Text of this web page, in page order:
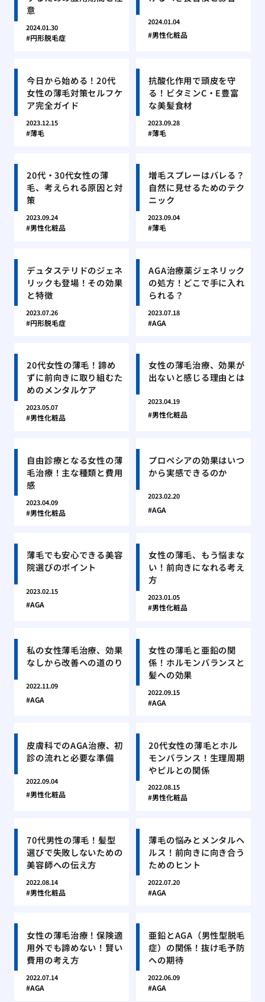
意
2024.01.30
円形脱毛症
2024.01.04
男性化粧品
今日から始める！20代
女性の薄毛対策セルフケ
ア完全ガイド
2023.12.15
薄毛
抗酸化作用で頭皮を守
る！ビタミンC・E豊富
な美髪食材
2023.09.28
薄毛
20代・30代女性の薄
毛、考えられる原因と対
策
2023.09.24
男性化粧品
増毛スプレーはバレる？
自然に見せるためのテク
ニック
2023.09.04
薄毛
デュタステリドのジェネ
リックも登場！その効果
と特徴
2023.07.26
円形脱毛症
AGA治療薬ジェネリック
の処方！どこで手に入れ
られる？
2023.07.18
AGA
20代女性の薄毛！諦め
ずに前向きに取り組むた
めのメンタルケア
2023.05.07
男性化粧品
女性の薄毛治療、効果が
出ないと感じる理由とは
2023.04.19
男性化粧品
自由診療となる女性の薄
毛治療！主な種類と費用
感
2023.04.09
男性化粧品
プロペシアの効果はいつ
から実感できるのか
2023.02.20
AGA
薄毛でも安心できる美容
院選びのポイント
2023.02.15
AGA
女性の薄毛、もう悩まな
い！前向きになれる考え
方
2023.01.05
男性化粧品
私の女性薄毛治療、効果
なしから改善への道のり
2022.11.09
AGA
女性の薄毛と亜鉛の関
係！ホルモンバランスと
髪への効果
2022.09.15
AGA
皮膚科でのAGA治療、初
診の流れと必要な準備
2022.09.04
男性化粧品
20代女性の薄毛とホル
モンバランス！生理周期
やピルとの関係
2022.08.15
男性化粧品
70代男性の薄毛！髪型
選びで失敗しないための
美容師への伝え方
2022.08.14
男性化粧品
薄毛の悩みとメンタルヘ
ルス！前向きに向き合う
ためのヒント
2022.07.20
AGA
女性の薄毛治療！保険適
用外でも諦めない！賢い
費用の考え方
2022.07.14
AGA
亜鉛とAGA（男性型脱毛
症）の関係！抜け毛予防
への期待
2022.06.09
AGA